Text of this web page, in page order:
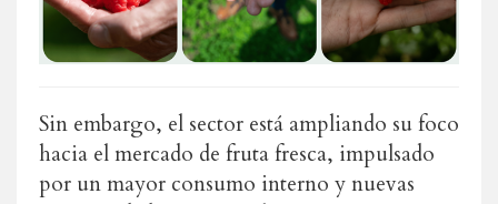
Sin embargo, el sector está ampliando su foco
hacia el mercado de fruta fresca, impulsado
por un mayor consumo interno y nuevas